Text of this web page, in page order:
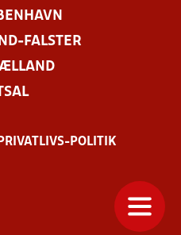
FALSTER
POLITIK